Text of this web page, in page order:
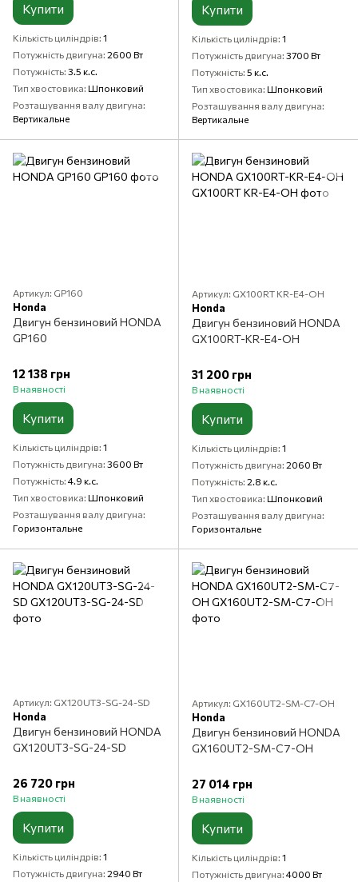
Купити
Кількість циліндрів 1
Потужність двигуна 2600 Вт
Потужність 3.5 к.с.
Тип хвостовика Шпонковий
Розташування валу двигуна
Вертикальне
Купити
Кількість циліндрів 1
Потужність двигуна 3700 Вт
Потужність 5 к.с.
Тип хвостовика Шпонковий
Розташування валу двигуна
Вертикальне
Артикул: GP160
Honda
Двигун бензиновий HONDA
GP160
12 138 грн
В наявності
Купити
Кількість циліндрів 1
Потужність двигуна 3600 Вт
Потужність 4.9 к.с.
Тип хвостовика Шпонковий
Розташування валу двигуна
Горизонтальне
Артикул: GX100RT KR-E4-OH
Honda
Двигун бензиновий HONDA
GX100RT-KR-E4-OH
31 200 грн
В наявності
Купити
Кількість циліндрів 1
Потужність двигуна 2060 Вт
Потужність 2.8 к.с.
Тип хвостовика Шпонковий
Розташування валу двигуна
Горизонтальне
Артикул: GX120UT3-SG-24-SD
Honda
Двигун бензиновий HONDA
GX120UT3-SG-24-SD
26 720 грн
В наявності
Купити
Кількість циліндрів 1
Потужність двигуна 2940 Вт
Артикул: GX160UT2-SM-C7-OH
Honda
Двигун бензиновий HONDA
GX160UT2-SM-C7-OH
27 014 грн
В наявності
Купити
Кількість циліндрів 1
Потужність двигуна 4000 Вт